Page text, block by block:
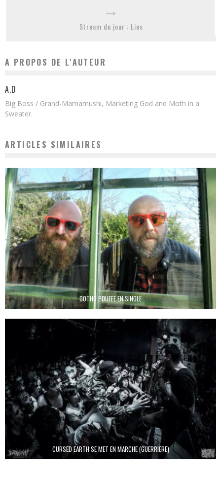
Stream du jour : Lies
A PROPOS DE L'AUTEUR
A.D
Big Boss / Grand-Mamamushi, Marketing God and Moth in a
Sweater.
ARTICLES SIMILAIRES
GOTHO POUFFE EN SINGLE
CURSED EARTH SE MET EN MARCHE (GUERRIÈRE)